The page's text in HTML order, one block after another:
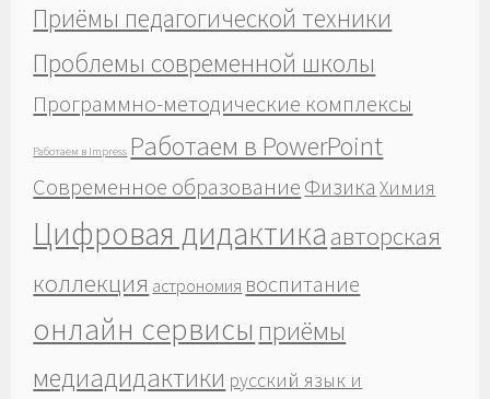
Приёмы педагогической техники
Проблемы современной школы
Программно-методические комплексы
Работаем в Impress Работаем в PowerPoint
Современное образование Физика Химия
Цифровая дидактика авторская
коллекция астрономия воспитание
онлайн сервисы приёмы
медиадидактики русский язык и